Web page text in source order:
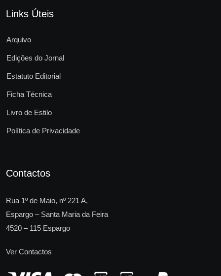
Links Úteis
Arquivo
Edições do Jornal
Estatuto Editorial
Ficha Técnica
Livro de Estilo
Política de Privacidade
Contactos
Rua 1º de Maio, nº 221 A,
Espargo – Santa Maria da Feira
4520 – 115 Espargo
Ver Contactos